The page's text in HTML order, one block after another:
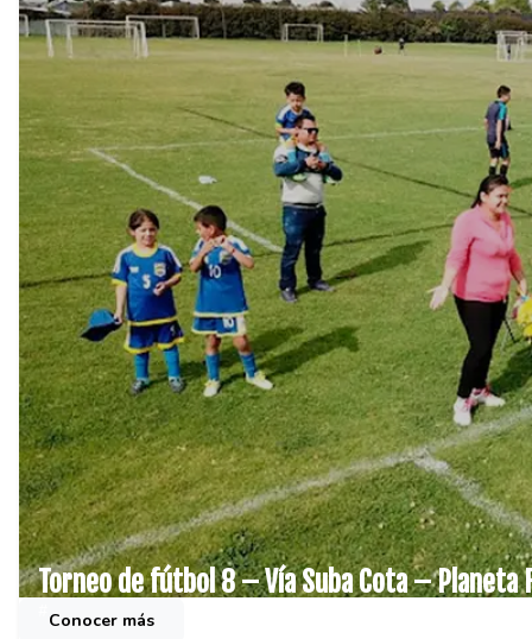
Torneo de fútbol 8 – Vía Suba Cota – Planeta
Conocer más